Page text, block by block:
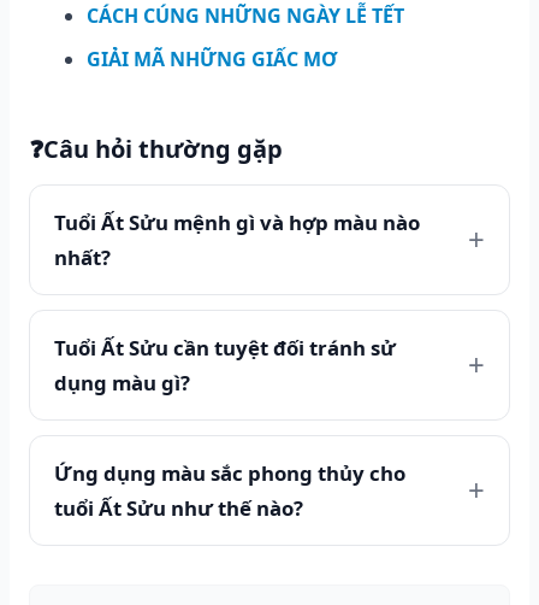
CÁCH CÚNG NHỮNG NGÀY LỄ TẾT
GIẢI MÃ NHỮNG GIẤC MƠ
❓Câu hỏi thường gặp
Tuổi Ất Sửu mệnh gì và hợp màu nào
nhất?
Tuổi Ất Sửu cần tuyệt đối tránh sử
dụng màu gì?
Ứng dụng màu sắc phong thủy cho
tuổi Ất Sửu như thế nào?